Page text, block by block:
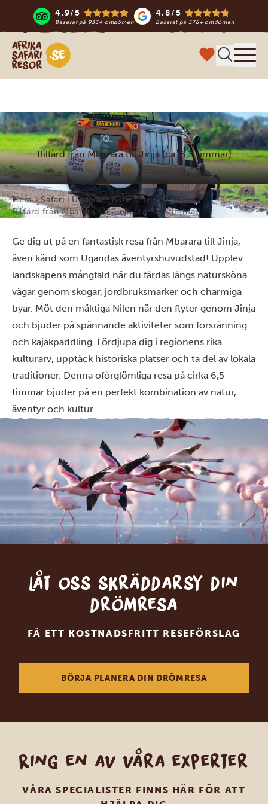
4.9/5
Baserat på 933+ omdömen
4.8/5
Baserat på 578+ omdömen
Safari-resor i Afrika
Bilfärd från Mbarara till Jinja (ca. 6,5 timmar)
Hem Safari i Uganda
Aktiviteter i Uganda
Bilfärd från Mbarara till Jinja (ca. 6,5 timmar)
Ge dig ut på en fantastisk resa från Mbarara till Jinja,
även känd som Ugandas äventyrshuvudstad! Upplev
landskapens mångfald när du färdas längs natursköna
vägar genom skogar, jordbruksmarker och charmiga
byar. Möt den mäktiga Nilen när den flyter genom Jinja
och bjuder på spännande aktiviteter som forsränning
och kajakpaddling. Fördjupa dig i regionens rika
kulturarv, upptäck historiska platser och ta del av lokala
traditioner. Denna oförglömliga resa på cirka 6,5
timmar bjuder på en perfekt kombination av natur,
äventyr och kultur.
Låt oss skräddarsy din
drömresa
FÅ ETT KOSTNADSFRITT RESEFÖRSLAG
BÖRJA PLANERA DIN DRÖMRESA
Ring en av våra experter
VÅRA SPECIALISTER FINNS HÄR FÖR ATT